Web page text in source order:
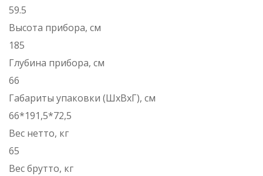
59.5
Высота прибора, см
185
Глубина прибора, см
66
Габариты упаковки (ШхВхГ), см
66*191,5*72,5
Вес нетто, кг
65
Вес брутто, кг